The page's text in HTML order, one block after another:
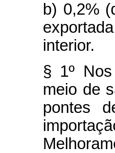
b) 0,2%
interior.
§ 1º
meio de
pontes